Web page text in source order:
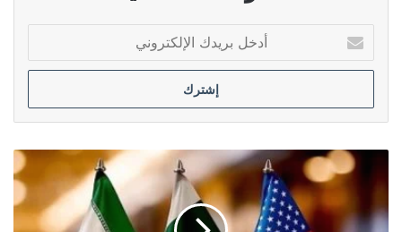
بريدك
الإلكتروني
نجحت